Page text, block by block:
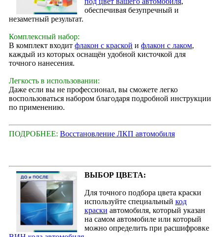
обеспечивая безупречный и
незаметный результат.
Комплексный набор:
В комплект входит флакон с краской и флакон с лаком,
каждый из которых оснащён удобной кисточкой для
точного нанесения.
Легкость в использовании:
Даже если вы не профессионал, вы сможете легко
воспользоваться набором благодаря подробной инструкции
по применению.
ПОДРОБНЕЕ: Восстановление ЛКП автомобиля
ВЫБОР ЦВЕТА:
Для точного подбора цвета краски
используйте специальный код
краски автомобиля, который указан
на самом автомобиле или который
можно определить при расшифровке